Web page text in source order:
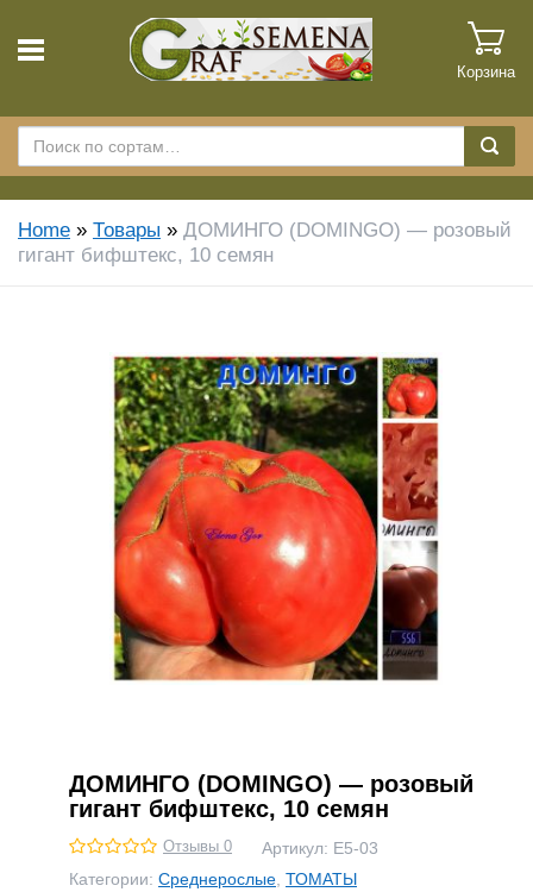
Корзина
Home » Товары » ДОМИНГО (DOMINGO) — розовый
гигант бифштекс, 10 семян
ДОМИНГО (DOMINGO) — розовый
гигант бифштекс, 10 семян
Отзывы 0 Артикул: Е5-03
Категории: Среднерослые ТОМАТЫ